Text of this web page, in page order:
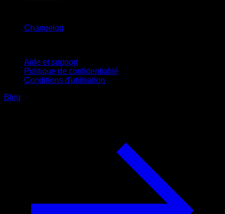
Changelog
Aide et support
Politique de confidentialité
Conditions d'utilisation
Blog